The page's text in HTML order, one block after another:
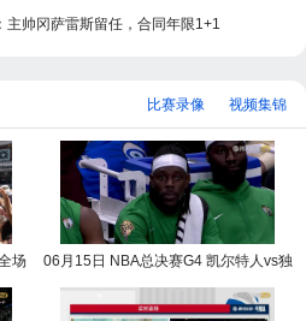
帅冈萨雷斯留任，合同年限1+1
视频集锦
比赛录像
场
06月15日 NBA总决赛G4 凯尔特人vs独